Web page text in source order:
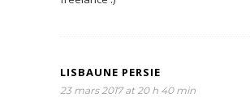
LISBAUNE PERSIE
23 mars 2017 at 20 h 40 min